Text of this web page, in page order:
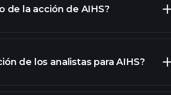
de la acción de AIHS?
de los analistas para AIHS?